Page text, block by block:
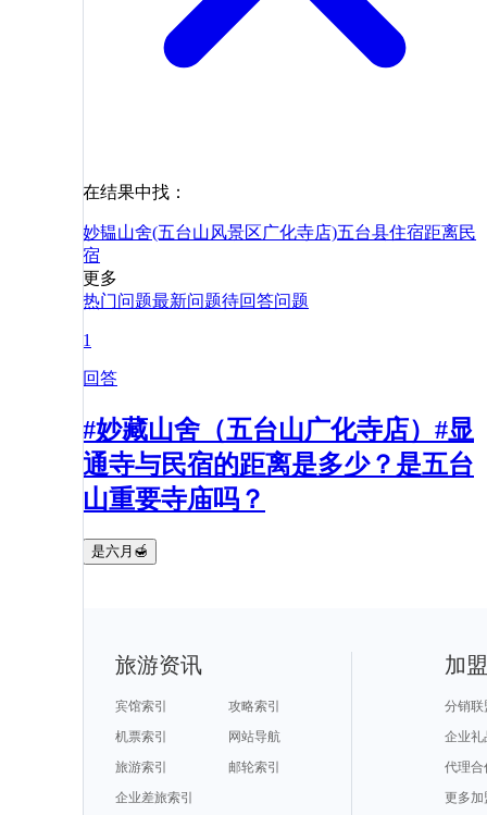
在结果中找：
妙韫山舍(五台山风景区广化寺店)五台县住宿距离民
宿
更多
热门问题最新问题待回答问题
1
回答
#妙藏山舍（五台山广化寺店）#显
通寺与民宿的距离是多少？是五台
山重要寺庙吗？
是六月🍯
旅游资讯
宾馆索引
攻略索引
机票索引
网站导航
旅游索引
邮轮索引
企业差旅索引
加
分销联
企业礼
代理合
更多加